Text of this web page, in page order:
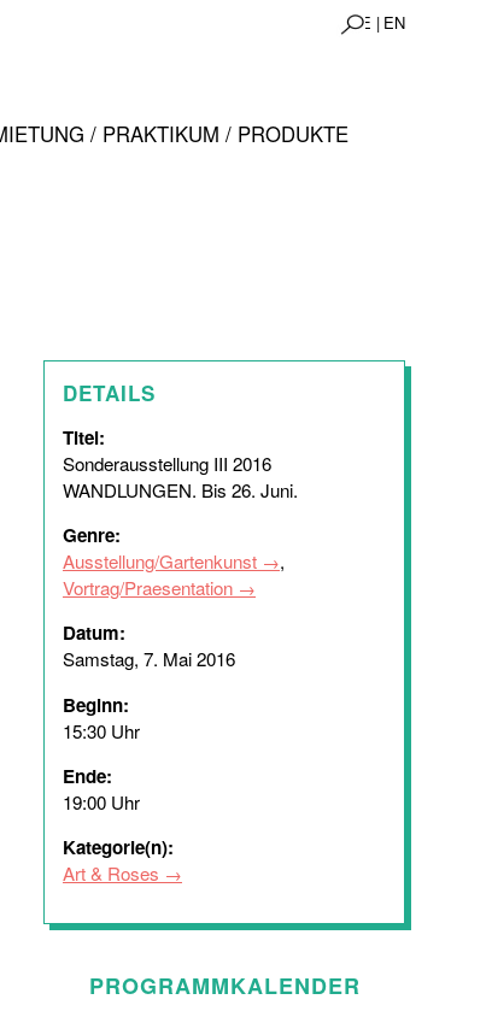
DE | EN
/ PRAKTIKUM / PRODUKTE
DETAILS
Titel:
Sonderausstellung III 2016
WANDLUNGEN. Bis 26. Juni.
Genre:
Ausstellung/Gartenkunst
,
Vortrag/Praesentation
Datum:
Samstag, 7. Mai 2016
Beginn:
15:30 Uhr
Ende:
19:00 Uhr
Kategorie(n):
Art & Roses
PROGRAMMKALENDER